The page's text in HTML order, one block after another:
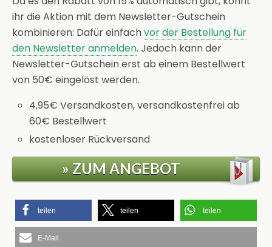
ihr die Aktion mit dem Newsletter-Gutschein
kombinieren: Dafür einfachvor der Bestellung für
den Newsletter anmelden. Jedoch kann der
Newsletter-Gutschein erst ab einem Bestellwert
von 50€ eingelöst werden.
4,95€ Versandkosten, versandkostenfrei ab
60€ Bestellwert
kostenloser Rückversand
» ZUM ANGEBOT
teilen teilen teilen
E-Mail